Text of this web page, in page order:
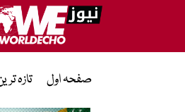
صفحہ اول تازہ